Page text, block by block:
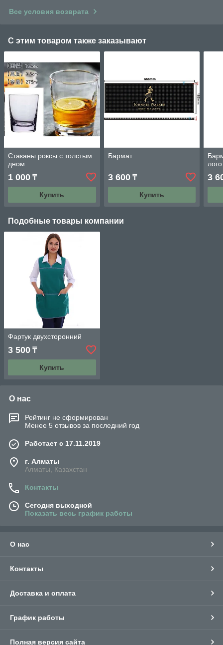
Все условия возврата
С этим товаром также заказывают
Стаканы роксы с толстым
дном
1 000 ₸
Купить
Бармат
3 600₸
Купить
3
Подобные товары компании
Фартук двухсторонний
3 500 ₸
Купить
О нас
Рейтинг не сформирован
Менее 5 отзывов за последний год
Работает с 17.11.2019
г. Алматы
Алматы, Казахстан
Контакты
Сегодня выходной
Показать весь график работы
О нас
Контакты
Доставка и оплата
График работы
Полная версия сайта